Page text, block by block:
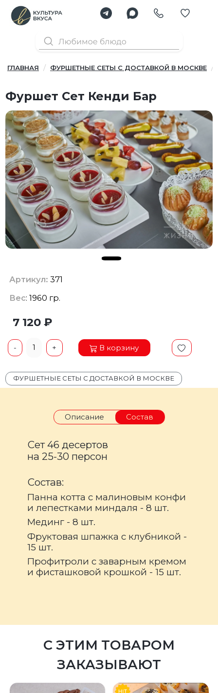
ГЛАВНАЯ ФУРШЕТНЫЕ СЕТЫ С ДОСТАВКОЙ В МОСКВЕ
Фуршет Cет Кенди Бар
Артикул: 371
Вес: 1960 гр.
7 120 ₽
- 1 + В корзину
ФУРШЕТНЫЕ СЕТЫ С ДОСТАВКОЙ В МОСКВЕ
Описание Состав
Сет 46 десертов
на 25-30 персон
Состав:
Панна котта с малиновым конфи
и лепестками миндаля - 8 шт.
Мединг - 8 шт.
Фруктовая шпажка с клубникой -
15 шт.
Профитроли с заварным кремом
и фисташковой крошкой - 15 шт.
С ЭТИМ ТОВАРОМ
ЗАКАЗЫВАЮТ